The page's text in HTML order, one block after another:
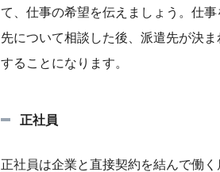
て、仕事の希望を伝えましょう。仕
先について相談した後、派遣先が決
することになります。
正社員
正社員は企業と直接契約を結んで働